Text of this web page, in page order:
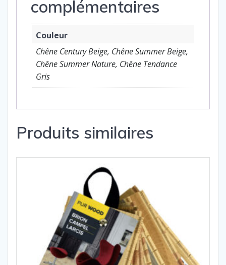
complémentaires
Couleur
Chêne Century Beige, Chêne Summer Beige,
Chêne Summer Nature, Chêne Tendance
Gris
Produits similaires